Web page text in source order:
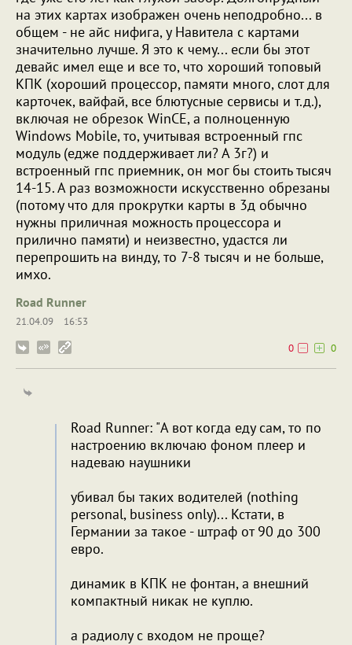
на этих картах изображен очень неподробно... в
общем - не айс нифига, у Навитела с картами
значительно лучше. Я это к чему... если бы этот
девайс имел еще и все то, что хороший топовый
КПК (хороший процессор, памяти много, слот для
карточек, вайфай, все блютусные сервисы и т.д.),
включая не обрезок WinCE, а полноценную
Windows Mobile, то, учитывая встроенный гпс
модуль (едже поддерживает ли? А 3г?) и
встроенный гпс приемник, он мог бы стоить тысяч
14-15. А раз возможности искусственно обрезаны
(потому что для прокрутки карты в 3д обычно
нужны приличная можность процессора и
прилично памяти) и неизвестно, удастся ли
перепрошить на винду, то 7-8 тысяч и не больше,
имхо.
Road Runner
21.04.09
16:53
0
0
Road Runner: "А вот когда еду сам, то по
настроению включаю фоном плеер и
надеваю наушники
убивал бы таких водителей (nothing
personal, business only)... Кстати, в
Германии за такое - штраф от 90 до 300
евро.
динамик в КПК не фонтан, а внешний
компактный никак не куплю.
а радиолу с входом не проще?